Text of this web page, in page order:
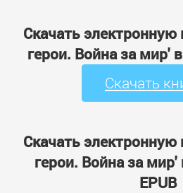
Скачать электронную
герои. Война за мир'
Скачать
Скачать электронную
герои. Война за
EPUB